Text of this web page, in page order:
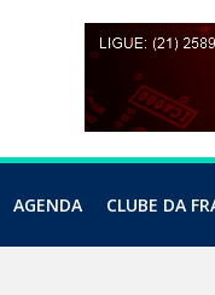
AGENDA CLUBE DA